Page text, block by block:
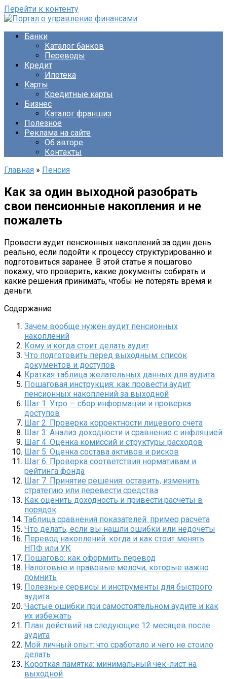
Перейти к контенту
Банки
Каталог банков
Переводы
Кредит
Ипотека
Карты
Кредитные карты
Бизнес
Каталог франшиз
Полезное
Реклама на сайте
Об авторе
Контакты
Главная » Пенсия
Как за один выходной разобрать
свои пенсионные накопления и не
пожалеть
Провести аудит пенсионных накоплений за один день
реально, если подойти к процессу структурированно и
подготовиться заранее. В этой статье я пошагово
покажу, что проверить, какие документы собирать и
какие решения принимать, чтобы не потерять время и
деньги.
Содержание
Зачем вообще нужен аудит пенсионных
накоплений
Кому и когда стоит делать аудит
Что подготовить перед выходным: список
документов и доступов
Краткая таблица желательных данных для аудита
Пошаговая инструкция: как провести аудит
пенсионных накоплений за выходной
Шаг 1. Утро — сбор информации и проверка
доступов
Шаг 2. Проверка корректности лицевого счёта
Шаг 3. Анализ доходности и сравнение с инфляцией
Шаг 4. Оценка комиссий и структуры расходов
Шаг 5. Оценка состава активов и рисков
Шаг 6. Проверка соответствия нормативам и
рейтинга фонда
Шаг 7. Принятие решения: оставить, изменить
стратегию или перевести средства
Как оценить доходность и привести расчёты в
порядок
Таблица сравнения показателей: пример расчёта
Что делать, если вы нашли ошибки или недочёты
Перевод накоплений: когда и как стоит менять
НПФ или УК
Пошагово: как оформить перевод
Налоговые и правовые мелочи, которые важно
помнить
Полезные сервисы и инструменты для быстрого
аудита
Частые ошибки при самостоятельном аудите и как
их избежать
План действий на следующие 12 месяцев после
аудита
Мой личный опыт: что сработало и чего не стоило
делать
Короткая памятка: минимальный чек-лист на
выходной